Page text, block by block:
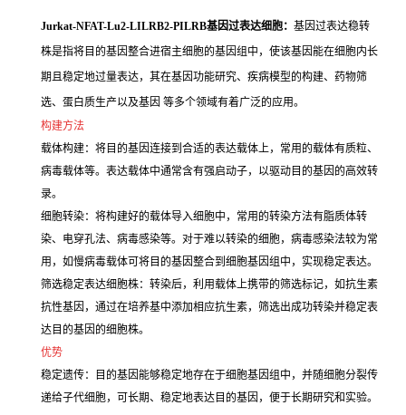
Jurkat-NFAT-Lu2-LILRB2-PILRB基因过表达细胞： 基因过表达稳转
株是指将目的基因整合进宿主细胞的基因组中，使该基因能在细胞内长
期且稳定地过量表达，其在基因功能研究、疾病模型的构建、药物筛
选、蛋白质生产以及基因 等多个领域有着广泛的应用。
构建方法
载体构建：将目的基因连接到合适的表达载体上，常用的载体有质粒、
病毒载体等。表达载体中通常含有强启动子，以驱动目的基因的高效转
录。
细胞转染：将构建好的载体导入细胞中，常用的转染方法有脂质体转
染、电穿孔法、病毒感染等。对于难以转染的细胞，病毒感染法较为常
用，如慢病毒载体可将目的基因整合到细胞基因组中，实现稳定表达。
筛选稳定表达细胞株：转染后，利用载体上携带的筛选标记，如抗生素
抗性基因，通过在培养基中添加相应抗生素，筛选出成功转染并稳定表
达目的基因的细胞株。
优势
稳定遗传：目的基因能够稳定地存在于细胞基因组中，并随细胞分裂传
递给子代细胞，可长期、稳定地表达目的基因，便于长期研究和实验。